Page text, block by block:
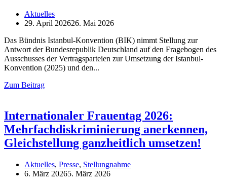
Aktuelles
29. April 202626. Mai 2026
Das Bündnis Istanbul-Konvention (BIK) nimmt Stellung zur
Antwort der Bundesrepublik Deutschland auf den Fragebogen des
Ausschusses der Vertragsparteien zur Umsetzung der Istanbul-
Konvention (2025) und den
Zum Beitrag
Internationaler Frauentag 2026:
Mehrfachdiskriminierung anerkennen,
Gleichstellung ganzheitlich umsetzen!
Aktuelles, Presse, Stellungnahme
6. März 20265. März 2026